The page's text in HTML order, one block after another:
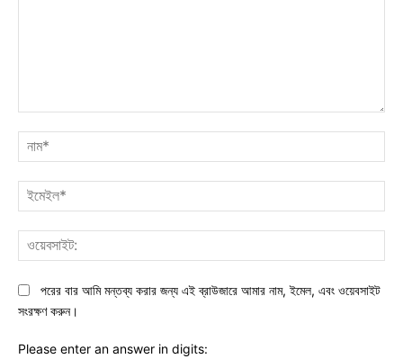
পরের বার আমি মন্তব্য করার জন্য এই ব্রাউজারে আমার নাম, ইমেল, এবং ওয়েবসাইট
সংরক্ষণ করুন।
Please enter an answer in digits: